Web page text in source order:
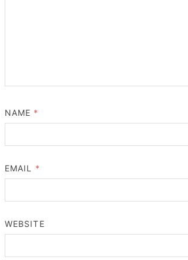
NAME *
EMAIL *
WEBSITE